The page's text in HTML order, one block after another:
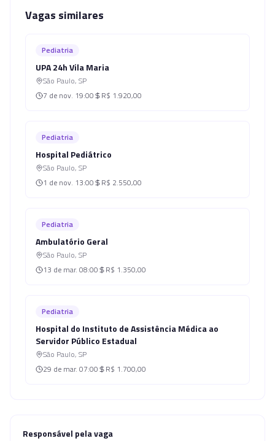
Vagas similares
Pediatria
UPA 24h Vila Maria
São Paulo, SP
7 de nov. 19:00 R$ 1.920,00
Pediatria
Hospital Pediátrico
São Paulo, SP
1 de nov. 13:00 R$ 2.550,00
Pediatria
Ambulatório Geral
São Paulo, SP
13 de mar. 08:00 R$ 1.350,00
Pediatria
Hospital do Instituto de Assistência Médica ao
Servidor Público Estadual
São Paulo, SP
29 de mar. 07:00 R$ 1.700,00
Responsável pela vaga